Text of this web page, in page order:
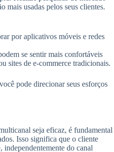
mais usadas pelos seus clientes.
por aplicativos móveis e redes
se sentir mais confortáveis
sites de e-commerce tradicionais.
pode direcionar seus esforços
seja eficaz, é fundamental
Isso significa que o cliente
do canal